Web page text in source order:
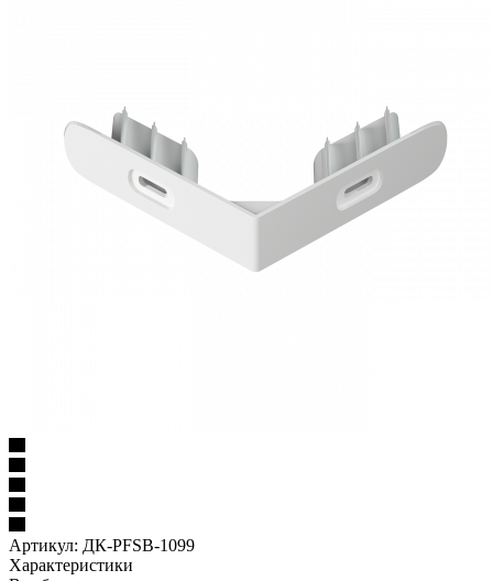
Артикул: ДК-PFSB-1099
Характеристики